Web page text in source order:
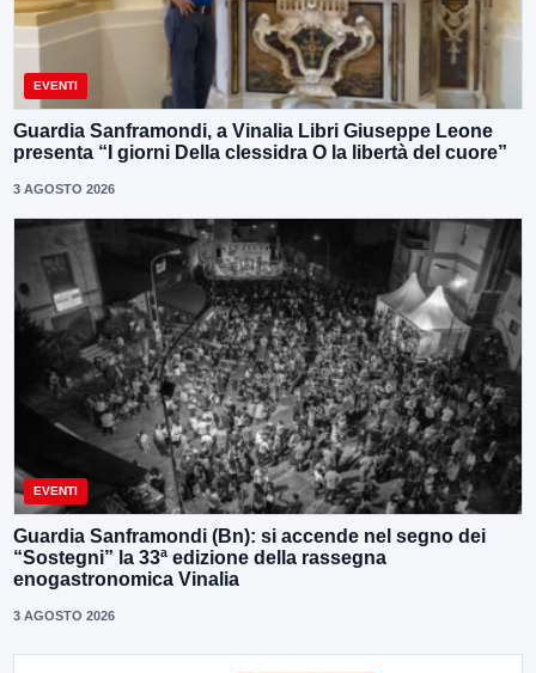
EVENTI
Guardia Sanframondi, a Vinalia Libri Giuseppe Leone
presenta “I giorni Della clessidra O la libertà del cuore”
3 AGOSTO 2026
EVENTI
Guardia Sanframondi (Bn): si accende nel segno dei
“Sostegni” la 33ª edizione della rassegna
enogastronomica Vinalia
3 AGOSTO 2026